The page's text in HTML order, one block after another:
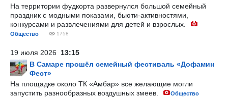
На территории фудкорта развернулся большой семейный
праздник с модными показами, бьюти-активностями,
конкурсами и развлечениями для детей и взрослых.
Общество 1758
19 июля 2026 13:15
В Самаре прошёл семейный фестиваль «Дофамин
Фест»
На площадке около ТК «Амбар» все желающие могли
запустить разнообразных воздушных змеев.
Общество